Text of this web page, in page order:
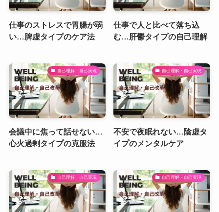
仕事のストレスで胃腸が弱
い…脾虚タイプのケア法
仕事で人と比べて落ち込
む…肝鬱タイプの自己理解
自己理解・自己実現
会議中に焦って話せない…
心火過剰タイプの克服法
自己理解・自己実現
不安で夜眠れない…陰虚タ
イプのメンタルケア
自己理解・自己実現 自己理解・自己実現